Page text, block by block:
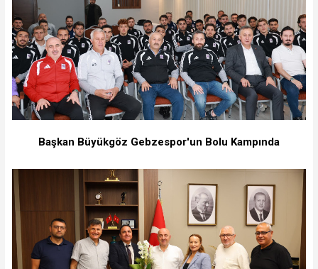
Başkan Büyükgöz Gebzespor'un Bolu Kampında